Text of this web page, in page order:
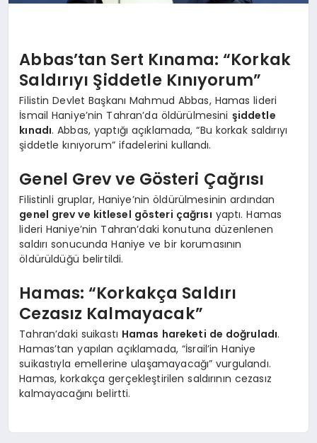
Abbas’tan Sert Kınama: “Korkak
Saldırıyı Şiddetle Kınıyorum”
Filistin Devlet Başkanı Mahmud Abbas, Hamas lideri
İsmail Haniye’nin Tahran’da öldürülmesini şiddetle
kınadı. Abbas, yaptığı açıklamada, “Bu korkak saldırıyı
şiddetle kınıyorum” ifadelerini kullandı.
Genel Grev ve Gösteri Çağrısı
Filistinli gruplar, Haniye’nin öldürülmesinin ardından
genel grev ve kitlesel gösteri çağrısı yaptı. Hamas
lideri Haniye’nin Tahran’daki konutuna düzenlenen
saldırı sonucunda Haniye ve bir korumasının
öldürüldüğü belirtildi.
Hamas: “Korkakça Saldırı
Cezasız Kalmayacak”
Tahran’daki suikastı Hamas hareketi de doğruladı.
Hamas’tan yapılan açıklamada, “İsrail’in Haniye
suikastıyla emellerine ulaşamayacağı” vurgulandı.
Hamas, korkakça gerçekleştirilen saldırının cezasız
kalmayacağını belirtti.